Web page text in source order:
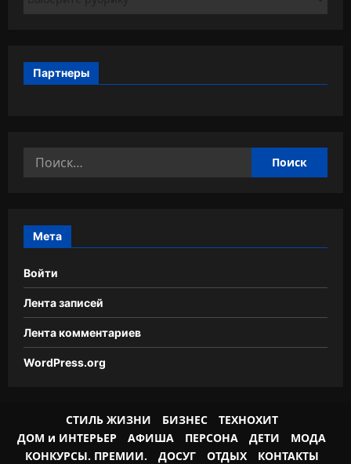
Партнеры
Найти:
Мета
Войти
Лента записей
Лента комментариев
WordPress.org
СТИЛЬ ЖИЗНИ БИЗНЕС
ТЕХНОХИТ
ДОМ и ИНТЕРЬЕР
АФИША ПЕРСОНА ДЕТИ
МОДА
КОНКУРСЫ. ПРЕМИИ.
ДОСУГ ОТДЫХ
КОНТАКТЫ